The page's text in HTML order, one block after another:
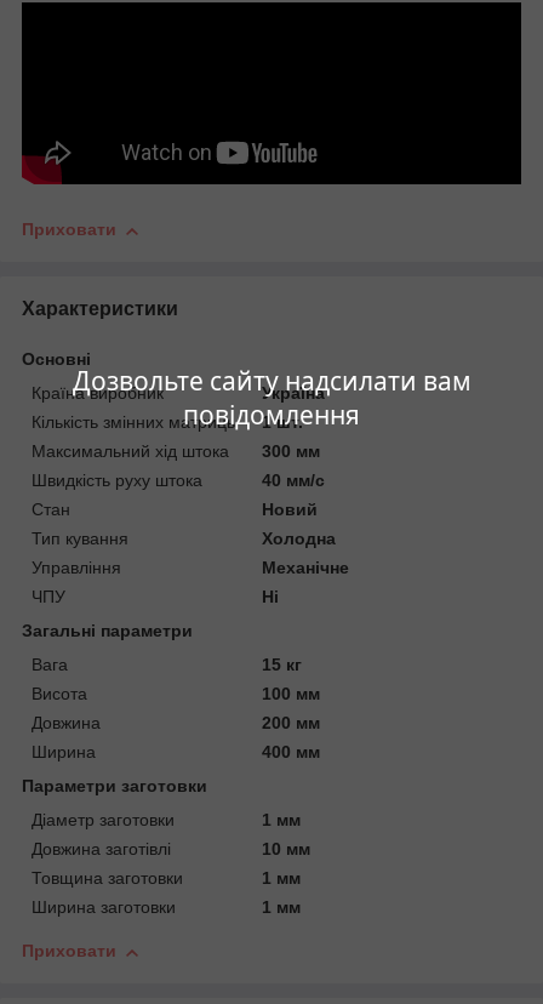
Дозвольте сайту надсилати вам
повідомлення
Приховати
Характеристики
Основні
Країна виробник
Україна
Кількість змінних матриць
1 шт.
Максимальний хід штока
300 мм
Швидкість руху штока
40 мм/с
Стан
Новий
Тип кування
Холодна
Управління
Механічне
ЧПУ
Ні
Загальні параметри
Вага
15 кг
Висота
100 мм
Довжина
200 мм
Ширина
400 мм
Параметри заготовки
Діаметр заготовки
1 мм
Довжина заготівлі
10 мм
Товщина заготовки
1 мм
Ширина заготовки
1 мм
Приховати